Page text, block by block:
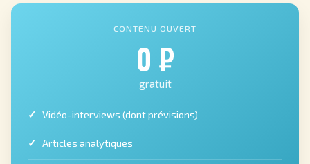
CONTENU OUVERT
0 ₽
gratuit
Vidéo-interviews (dont prévisions)
Articles analytiques